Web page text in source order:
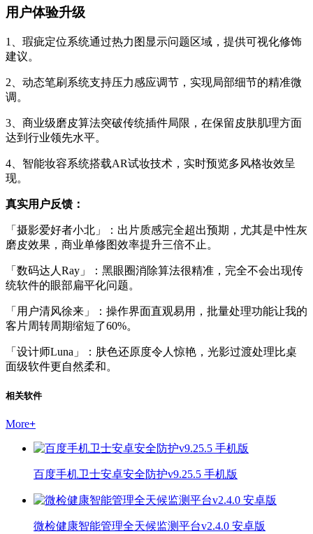
用户体验升级
1、瑕疵定位系统通过热力图显示问题区域，提供可视化修饰
建议。
2、动态笔刷系统支持压力感应调节，实现局部细节的精准微
调。
3、商业级磨皮算法突破传统插件局限，在保留皮肤肌理方面
达到行业领先水平。
4、智能妆容系统搭载AR试妆技术，实时预览多风格妆效呈
现。
真实用户反馈：
「摄影爱好者小北」：出片质感完全超出预期，尤其是中性灰
磨皮效果，商业单修图效率提升三倍不止。
「数码达人Ray」：黑眼圈消除算法很精准，完全不会出现传
统软件的眼部扁平化问题。
「用户清风徐来」：操作界面直观易用，批量处理功能让我的
客片周转周期缩短了60%。
「设计师Luna」：肤色还原度令人惊艳，光影过渡处理比桌
面级软件更自然柔和。
相关软件
More+
百度手机卫士安卓安全防护v9.25.5 手机版
微检健康智能管理全天候监测平台v2.4.0 安卓版